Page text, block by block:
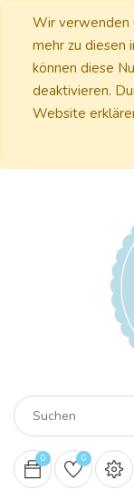
Wir verwenden
mehr zu diesen
können diese
deaktivieren.
Website
0 0